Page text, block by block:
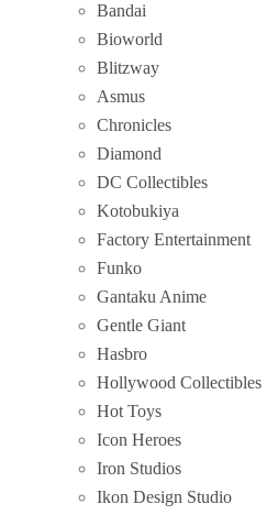
Bandai
Bioworld
Blitzway
Asmus
Chronicles
Diamond
DC Collectibles
Kotobukiya
Factory Entertainment
Funko
Gantaku Anime
Gentle Giant
Hasbro
Hollywood Collectibles
Hot Toys
Icon Heroes
Iron Studios
Ikon Design Studio